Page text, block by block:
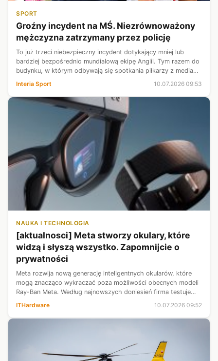
SPORT
Groźny incydent na MŚ. Niezrównoważony
mężczyzna zatrzymany przez policję
To już trzeci niebezpieczny incydent dotykający mniej lub
bardziej bezpośrednio mundialową ekipę Anglii. Tym razem do
budynku, w którym odbywają się spotkania piłkarzy z mediami,
wtargnął niezrównoważony emocjonalnie mężczyzna z kluczem
francuskim w ...
Interia Sport 10.07.2026 09:53
NAUKA I TECHNOLOGIA
[aktualnosci] Meta stworzy okulary, które
widzą i słyszą wszystko. Zapomnijcie o
prywatności
Meta rozwija nową generację inteligentnych okularów, które
mogą znacząco wykraczać poza możliwości obecnych modeli
Ray-Ban Meta. Według najnowszych doniesień firma testuje
ITHardware 10.07.2026 09:52